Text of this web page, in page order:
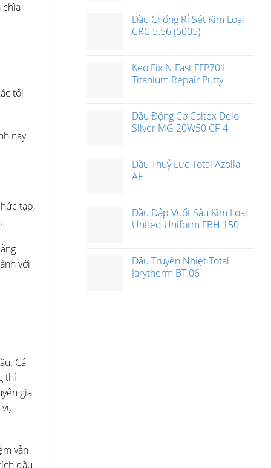
chìa
tối
này
tạp,
với
Cá
thí
gia
vẫn
dầu
Dầu Chống Rỉ Sét Kim Loại
CRC 5.56 (5005)
Keo Fix N Fast FFP701
Titanium Repair Putty
Dầu Động Cơ Caltex Delo
Silver MG 20W50 CF-4
Dầu Thuỷ Lực Total Azolla
AF
Dầu Dập Vuốt Sâu Kim Loại
United Uniform FBH 150
Dầu Truyền Nhiệt Total
Jarytherm BT 06